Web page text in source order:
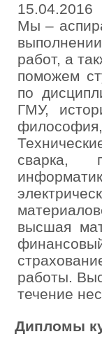
15.04.2016
Мы –
работ, а
поможем
по
ГМУ,
сварка,
высшая
работы.
течение
Дипломы